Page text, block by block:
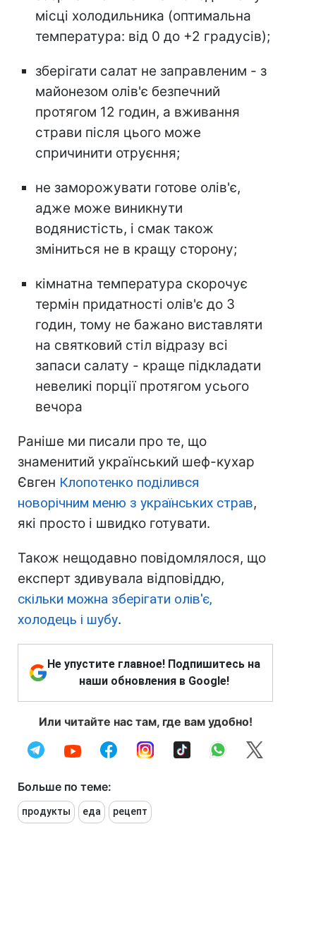
місці холодильника (оптимальна
температура: від 0 до +2 градусів);
зберігати салат не заправленим - з
майонезом олів'є безпечний
протягом 12 годин, а вживання
страви після цього може
спричинити отруєння;
не заморожувати готове олів'є,
адже може виникнути
водянистість, і смак також
зміниться не в кращу сторону;
кімнатна температура скорочує
термін придатності олів'є до 3
годин, тому не бажано виставляти
на святковий стіл відразу всі
запаси салату - краще підкладати
невеликі порції протягом усього
вечора
Раніше ми писали про те, що
знаменитий український шеф-кухар
Євген Клопотенко поділився
новорічним меню з українських страв,
які просто і швидко готувати.
Також нещодавно повідомлялося, що
експерт здивувала відповіддю,
скільки можна зберігати олів'є,
холодець і шубу.
Не упустите главное! Подпишитесь на
наши обновления в Google!
Или читайте нас там, где вам удобно!
Больше по теме:
продукты еда рецепт